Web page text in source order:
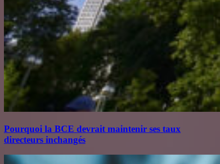
Pourquoi la BCE devrait maintenir ses taux
directeurs inchangés